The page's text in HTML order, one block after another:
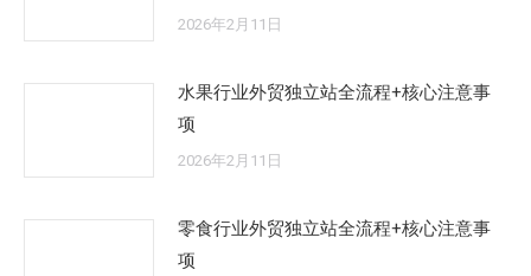
2026年2月11日
水果行业外贸独立站全流程+核心注意事
项
2026年2月11日
零食行业外贸独立站全流程+核心注意事
项